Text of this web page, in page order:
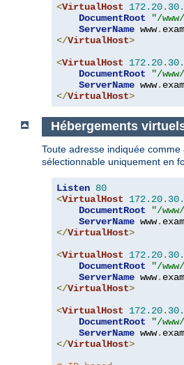
<VirtualHost 172.20.
DocumentRoot
"/
ServerName www.
</VirtualHost>
<VirtualHost 172.20.
DocumentRoot
"/
ServerName www.
</VirtualHost>
Hébergements
Toute adresse indiquée
sélectionnable uniquement en
Listen 80
<VirtualHost 172.20.
DocumentRoot
"/
ServerName www.
</VirtualHost>
<VirtualHost 172.20.
DocumentRoot
"/
ServerName www.
</VirtualHost>
<VirtualHost 172.20.
DocumentRoot
"/
ServerName www.
</VirtualHost>